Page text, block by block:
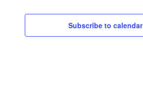
Subscribe to calendar